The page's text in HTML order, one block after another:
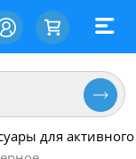
для